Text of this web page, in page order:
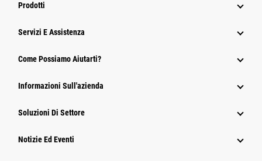
Prodotti
Servizi E Assistenza
Come Possiamo Aiutarti?
Informazioni Sull'azienda
Soluzioni Di Settore
Notizie Ed Eventi